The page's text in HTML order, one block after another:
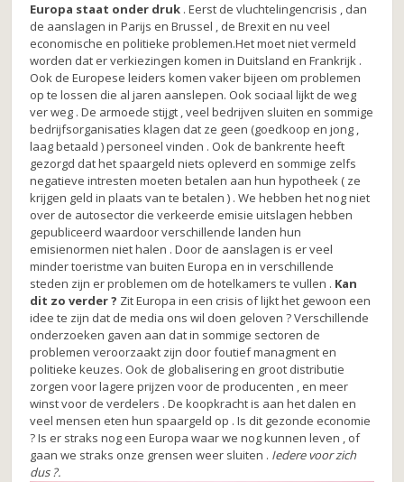
Europa staat onder druk . Eerst de vluchtelingencrisis , dan
de aanslagen in Parijs en Brussel , de Brexit en nu veel
economische en politieke problemen.Het moet niet vermeld
worden dat er verkiezingen komen in Duitsland en Frankrijk .
Ook de Europese leiders komen vaker bijeen om problemen
op te lossen die al jaren aanslepen. Ook sociaal lijkt de weg
ver weg . De armoede stijgt , veel bedrijven sluiten en sommige
bedrijfsorganisaties klagen dat ze geen (goedkoop en jong ,
laag betaald ) personeel vinden . Ook de bankrente heeft
gezorgd dat het spaargeld niets opleverd en sommige zelfs
negatieve intresten moeten betalen aan hun hypotheek ( ze
krijgen geld in plaats van te betalen ) . We hebben het nog niet
over de autosector die verkeerde emisie uitslagen hebben
gepubliceerd waardoor verschillende landen hun
emisienormen niet halen . Door de aanslagen is er veel
minder toeristme van buiten Europa en in verschillende
steden zijn er problemen om de hotelkamers te vullen . Kan
dit zo verder ? Zit Europa in een crisis of lijkt het gewoon een
idee te zijn dat de media ons wil doen geloven ? Verschillende
onderzoeken gaven aan dat in sommige sectoren de
problemen veroorzaakt zijn door foutief managment en
politieke keuzes. Ook de globalisering en groot distributie
zorgen voor lagere prijzen voor de producenten , en meer
winst voor de verdelers . De koopkracht is aan het dalen en
veel mensen eten hun spaargeld op . Is dit gezonde economie
? Is er straks nog een Europa waar we nog kunnen leven , of
gaan we straks onze grensen weer sluiten . Iedere voor zich
dus ?.